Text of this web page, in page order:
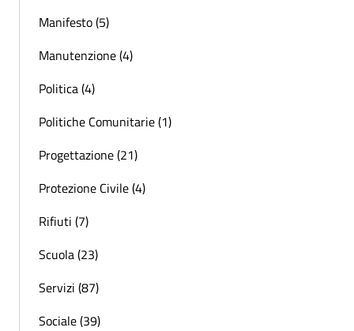
Manifesto (5)
Manutenzione (4)
Politica (4)
Politiche Comunitarie (1)
Progettazione (21)
Protezione Civile (4)
Rifiuti (7)
Scuola (23)
Servizi (87)
Sociale (39)